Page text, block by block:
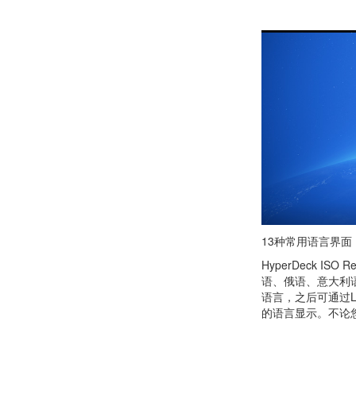
13种常用语言界面
HyperDeck ISO
语、俄语、意大利
语言，之后可通过
的语言显示。不